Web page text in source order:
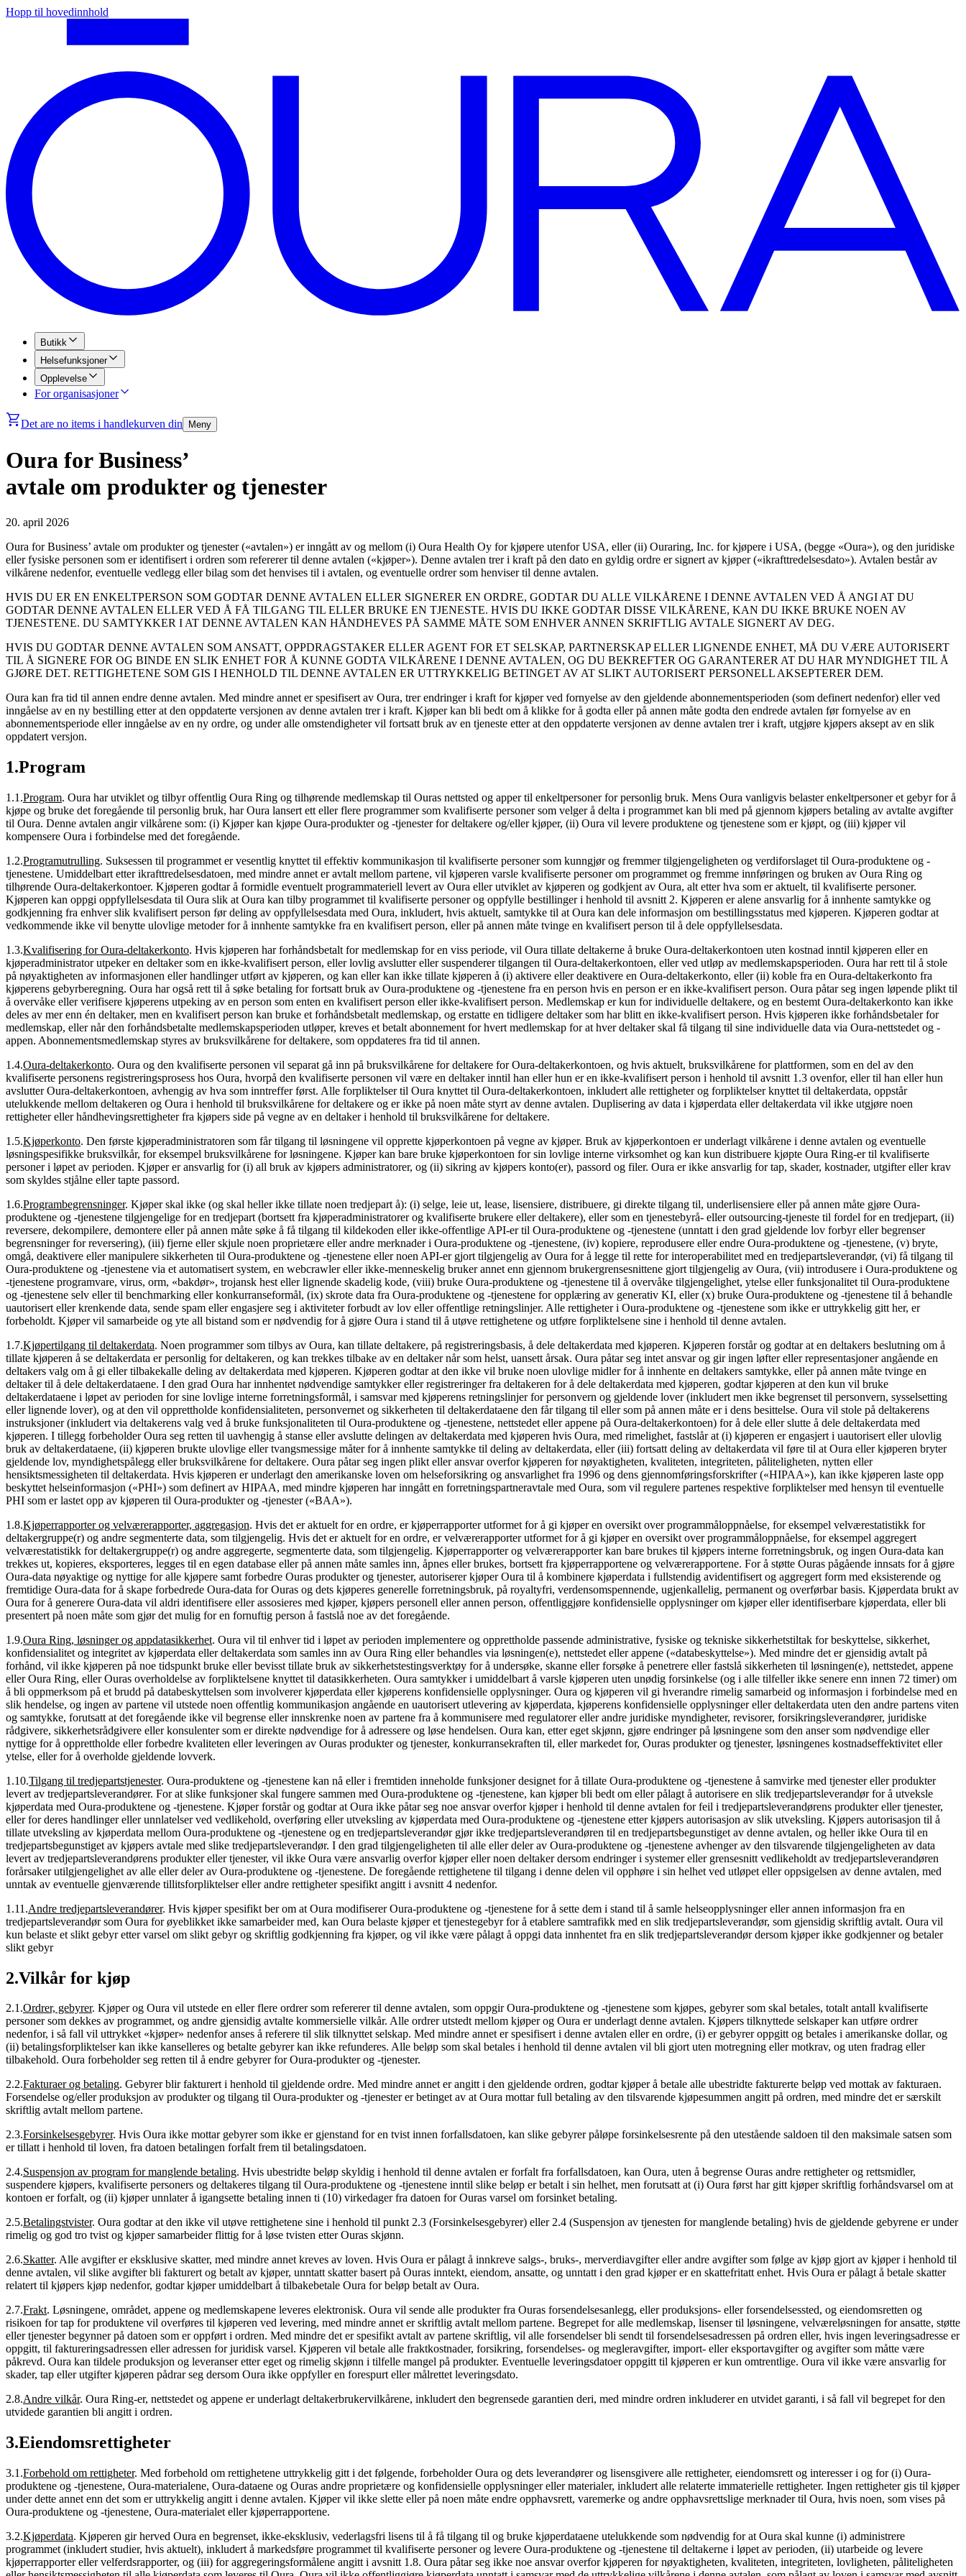
Hopp til hovedinnhold
Butikk
Helsefunksjoner
Opplevelse
For organisasjoner
Det are no items i handlekurven din Meny
Oura for Business’
avtale om produkter og tjenester
20. april 2026
Oura for Business’ avtale om produkter og tjenester («avtalen») er inngått av og mellom (i) Oura Health Oy for kjøpere utenfor USA, eller (ii) Ouraring, Inc. for kjøpere i USA, (begge «Oura»), og den juridiske
eller fysiske personen som er identifisert i ordren som refererer til denne avtalen («kjøper»). Denne avtalen trer i kraft på den dato en gyldig ordre er signert av kjøper («ikrafttredelsesdato»). Avtalen består av
vilkårene nedenfor, eventuelle vedlegg eller bilag som det henvises til i avtalen, og eventuelle ordrer som henviser til denne avtalen.
HVIS DU ER EN ENKELTPERSON SOM GODTAR DENNE AVTALEN ELLER SIGNERER EN ORDRE, GODTAR DU ALLE VILKÅRENE I DENNE AVTALEN VED Å ANGI AT DU
GODTAR DENNE AVTALEN ELLER VED Å FÅ TILGANG TIL ELLER BRUKE EN TJENESTE. HVIS DU IKKE GODTAR DISSE VILKÅRENE, KAN DU IKKE BRUKE NOEN AV
TJENESTENE. DU SAMTYKKER I AT DENNE AVTALEN KAN HÅNDHEVES PÅ SAMME MÅTE SOM ENHVER ANNEN SKRIFTLIG AVTALE SIGNERT AV DEG.
HVIS DU GODTAR DENNE AVTALEN SOM ANSATT, OPPDRAGSTAKER ELLER AGENT FOR ET SELSKAP, PARTNERSKAP ELLER LIGNENDE ENHET, MÅ DU VÆRE AUTORISERT
TIL Å SIGNERE FOR OG BINDE EN SLIK ENHET FOR Å KUNNE GODTA VILKÅRENE I DENNE AVTALEN, OG DU BEKREFTER OG GARANTERER AT DU HAR MYNDIGHET TIL Å
GJØRE DET. RETTIGHETENE SOM GIS I HENHOLD TIL DENNE AVTALEN ER UTTRYKKELIG BETINGET AV AT SLIKT AUTORISERT PERSONELL AKSEPTERER DEM.
Oura kan fra tid til annen endre denne avtalen. Med mindre annet er spesifisert av Oura, trer endringer i kraft for kjøper ved fornyelse av den gjeldende abonnementsperioden (som definert nedenfor) eller ved
inngåelse av en ny bestilling etter at den oppdaterte versjonen av denne avtalen trer i kraft. Kjøper kan bli bedt om å klikke for å godta eller på annen måte godta den endrede avtalen før fornyelse av en
abonnementsperiode eller inngåelse av en ny ordre, og under alle omstendigheter vil fortsatt bruk av en tjeneste etter at den oppdaterte versjonen av denne avtalen trer i kraft, utgjøre kjøpers aksept av en slik
oppdatert versjon.
1.Program
1.1 .Program. Oura har utviklet og tilbyr offentlig Oura Ring og tilhørende medlemskap til Ouras nettsted og apper til enkeltpersoner for personlig bruk. Mens Oura vanligvis belaster enkeltpersoner et gebyr for å
kjøpe og bruke det foregående til personlig bruk, har Oura lansert ett eller flere programmer som kvalifiserte personer som velger å delta i programmet kan bli med på gjennom kjøpers betaling av avtalte avgifter
til Oura. Denne avtalen angir vilkårene som: (i) Kjøper kan kjøpe Oura-produkter og -tjenester for deltakere og/eller kjøper, (ii) Oura vil levere produktene og tjenestene som er kjøpt, og (iii) kjøper vil
kompensere Oura i forbindelse med det foregående.
1.2.Programutrulling. Suksessen til programmet er vesentlig knyttet til effektiv kommunikasjon til kvalifiserte personer som kunngjør og fremmer tilgjengeligheten og verdiforslaget til Oura-produktene og -
tjenestene. Umiddelbart etter ikrafttredelsesdatoen, med mindre annet er avtalt mellom partene, vil kjøperen varsle kvalifiserte personer om programmet og fremme innføringen og bruken av Oura Ring og
tilhørende Oura-deltakerkontoer. Kjøperen godtar å formidle eventuelt programmateriell levert av Oura eller utviklet av kjøperen og godkjent av Oura, alt etter hva som er aktuelt, til kvalifiserte personer.
Kjøperen kan oppgi oppfyllelsesdata til Oura slik at Oura kan tilby programmet til kvalifiserte personer og oppfylle bestillinger i henhold til avsnitt 2. Kjøperen er alene ansvarlig for å innhente samtykke og
godkjenning fra enhver slik kvalifisert person før deling av oppfyllelsesdata med Oura, inkludert, hvis aktuelt, samtykke til at Oura kan dele informasjon om bestillingsstatus med kjøperen. Kjøperen godtar at
vedkommende ikke vil benytte ulovlige metoder for å innhente samtykke fra en kvalifisert person, eller på annen måte tvinge en kvalifisert person til å dele oppfyllelsesdata.
1.3.Kvalifisering for Oura-deltakerkonto. Hvis kjøperen har forhåndsbetalt for medlemskap for en viss periode, vil Oura tillate deltakerne å bruke Oura-deltakerkontoen uten kostnad inntil kjøperen eller en
kjøperadministrator utpeker en deltaker som en ikke-kvalifisert person, eller lovlig avslutter eller suspenderer tilgangen til Oura-deltakerkontoen, eller ved utløp av medlemskapsperioden. Oura har rett til å stole
på nøyaktigheten av informasjonen eller handlinger utført av kjøperen, og kan eller kan ikke tillate kjøperen å (i) aktivere eller deaktivere en Oura-deltakerkonto, eller (ii) koble fra en Oura-deltakerkonto fra
kjøperens gebyrberegning. Oura har også rett til å søke betaling for fortsatt bruk av Oura-produktene og -tjenestene fra en person hvis en person er en ikke-kvalifisert person. Oura påtar seg ingen løpende plikt til
å overvåke eller verifisere kjøperens utpeking av en person som enten en kvalifisert person eller ikke-kvalifisert person. Medlemskap er kun for individuelle deltakere, og en bestemt Oura-deltakerkonto kan ikke
deles av mer enn én deltaker, men en kvalifisert person kan bruke et forhåndsbetalt medlemskap, og erstatte en tidligere deltaker som har blitt en ikke-kvalifisert person. Hvis kjøperen ikke forhåndsbetaler for
medlemskap, eller når den forhåndsbetalte medlemskapsperioden utløper, kreves et betalt abonnement for hvert medlemskap for at hver deltaker skal få tilgang til sine individuelle data via Oura-nettstedet og -
appen. Abonnementsmedlemskap styres av bruksvilkårene for deltakere, som oppdateres fra tid til annen.
1.4.Oura-deltakerkonto. Oura og den kvalifiserte personen vil separat gå inn på bruksvilkårene for deltakere for Oura-deltakerkontoen, og hvis aktuelt, bruksvilkårene for plattformen, som en del av den
kvalifiserte personens registreringsprosess hos Oura, hvorpå den kvalifiserte personen vil være en deltaker inntil han eller hun er en ikke-kvalifisert person i henhold til avsnitt 1.3 ovenfor, eller til han eller hun
avslutter Oura-deltakerkontoen, avhengig av hva som inntreffer først. Alle forpliktelser til Oura knyttet til Oura-deltakerkontoen, inkludert alle rettigheter og forpliktelser knyttet til deltakerdata, oppstår
utelukkende mellom deltakeren og Oura i henhold til bruksvilkårene for deltakere og er ikke på noen måte styrt av denne avtalen. Duplisering av data i kjøperdata eller deltakerdata vil ikke utgjøre noen
rettigheter eller håndhevingsrettigheter fra kjøpers side på vegne av en deltaker i henhold til bruksvilkårene for deltakere.
1.5.Kjøperkonto. Den første kjøperadministratoren som får tilgang til løsningene vil opprette kjøperkontoen på vegne av kjøper. Bruk av kjøperkontoen er underlagt vilkårene i denne avtalen og eventuelle
løsningspesifikke bruksvilkår, for eksempel bruksvilkårene for løsningene. Kjøper kan bare bruke kjøperkontoen for sin lovlige interne virksomhet og kan kun distribuere kjøpte Oura Ring-er til kvalifiserte
personer i løpet av perioden. Kjøper er ansvarlig for (i) all bruk av kjøpers administratorer, og (ii) sikring av kjøpers konto(er), passord og filer. Oura er ikke ansvarlig for tap, skader, kostnader, utgifter eller krav
som skyldes stjålne eller tapte passord.
1.6.Programbegrensninger. Kjøper skal ikke (og skal heller ikke tillate noen tredjepart å): (i) selge, leie ut, lease, lisensiere, distribuere, gi direkte tilgang til, underlisensiere eller på annen måte gjøre Oura-
produktene og -tjenestene tilgjengelige for en tredjepart (bortsett fra kjøperadministratorer og kvalifiserte brukere eller deltakere), eller som en tjenestebyrå- eller outsourcing-tjeneste til fordel for en tredjepart, (ii)
reversere, dekompilere, demontere eller på annen måte søke å få tilgang til kildekoden eller ikke-offentlige API-er til Oura-produktene og -tjenestene (unntatt i den grad gjeldende lov forbyr eller begrenser
begrensninger for reversering), (iii) fjerne eller skjule noen proprietære eller andre merknader i Oura-produktene og -tjenestene, (iv) kopiere, reprodusere eller endre Oura-produktene og -tjenestene, (v) bryte,
omgå, deaktivere eller manipulere sikkerheten til Oura-produktene og -tjenestene eller noen API-er gjort tilgjengelig av Oura for å legge til rette for interoperabilitet med en tredjepartsleverandør, (vi) få tilgang til
Oura-produktene og -tjenestene via et automatisert system, en webcrawler eller ikke-menneskelig bruker annet enn gjennom brukergrensesnittene gjort tilgjengelig av Oura, (vii) introdusere i Oura-produktene og
-tjenestene programvare, virus, orm, «bakdør», trojansk hest eller lignende skadelig kode, (viii) bruke Oura-produktene og -tjenestene til å overvåke tilgjengelighet, ytelse eller funksjonalitet til Oura-produktene
og -tjenestene selv eller til benchmarking eller konkurranseformål, (ix) skrote data fra Oura-produktene og -tjenestene for opplæring av generativ KI, eller (x) bruke Oura-produktene og -tjenestene til å behandle
uautorisert eller krenkende data, sende spam eller engasjere seg i aktiviteter forbudt av lov eller offentlige retningslinjer. Alle rettigheter i Oura-produktene og -tjenestene som ikke er uttrykkelig gitt her, er
forbeholdt. Kjøper vil samarbeide og yte all bistand som er nødvendig for å gjøre Oura i stand til å utøve rettighetene og utføre forpliktelsene sine i henhold til denne avtalen.
1.7.Kjøpertilgang til deltakerdata. Noen programmer som tilbys av Oura, kan tillate deltakere, på registreringsbasis, å dele deltakerdata med kjøperen. Kjøperen forstår og godtar at en deltakers beslutning om å
tillate kjøperen å se deltakerdata er personlig for deltakeren, og kan trekkes tilbake av en deltaker når som helst, uansett årsak. Oura påtar seg intet ansvar og gir ingen løfter eller representasjoner angående en
deltakers valg om å gi eller tilbakekalle deling av deltakerdata med kjøperen. Kjøperen godtar at den ikke vil bruke noen ulovlige midler for å innhente en deltakers samtykke, eller på annen måte tvinge en
deltaker til å dele deltakerdataene. I den grad Oura har innhentet nødvendige samtykker eller registreringer fra deltakeren for å dele deltakerdata med kjøperen, godtar kjøperen at den kun vil bruke
deltakerdataene i løpet av perioden for sine lovlige interne forretningsformål, i samsvar med kjøperens retningslinjer for personvern og gjeldende lover (inkludert men ikke begrenset til personvern, sysselsetting
eller lignende lover), og at den vil opprettholde konfidensialiteten, personvernet og sikkerheten til deltakerdataene den får tilgang til eller som på annen måte er i dens besittelse. Oura vil stole på deltakerens
instruksjoner (inkludert via deltakerens valg ved å bruke funksjonaliteten til Oura-produktene og -tjenestene, nettstedet eller appene på Oura-deltakerkontoen) for å dele eller slutte å dele deltakerdata med
kjøperen. I tillegg forbeholder Oura seg retten til uavhengig å stanse eller avslutte delingen av deltakerdata med kjøperen hvis Oura, med rimelighet, fastslår at (i) kjøperen er engasjert i uautorisert eller ulovlig
bruk av deltakerdataene, (ii) kjøperen brukte ulovlige eller tvangsmessige måter for å innhente samtykke til deling av deltakerdata, eller (iii) fortsatt deling av deltakerdata vil føre til at Oura eller kjøperen bryter
gjeldende lov, myndighetspålegg eller bruksvilkårene for deltakere. Oura påtar seg ingen plikt eller ansvar overfor kjøperen for nøyaktigheten, kvaliteten, integriteten, påliteligheten, nytten eller
hensiktsmessigheten til deltakerdata. Hvis kjøperen er underlagt den amerikanske loven om helseforsikring og ansvarlighet fra 1996 og dens gjennomføringsforskrifter («HIPAA»), kan ikke kjøperen laste opp
beskyttet helseinformasjon («PHI») som definert av HIPAA, med mindre kjøperen har inngått en forretningspartneravtale med Oura, som vil regulere partenes respektive forpliktelser med hensyn til eventuelle
PHI som er lastet opp av kjøperen til Oura-produkter og -tjenester («BAA»).
1.8.Kjøperrapporter og velværerapporter, aggregasjon. Hvis det er aktuelt for en ordre, er kjøperrapporter utformet for å gi kjøper en oversikt over programmåloppnåelse, for eksempel velværestatistikk for
deltakergruppe(r) og andre segmenterte data, som tilgjengelig. Hvis det er aktuelt for en ordre, er velværerapporter utformet for å gi kjøper en oversikt over programmåloppnåelse, for eksempel aggregert
velværestatistikk for deltakergruppe(r) og andre aggregerte, segmenterte data, som tilgjengelig. Kjøperrapporter og velværerapporter kan bare brukes til kjøpers interne forretningsbruk, og ingen Oura-data kan
trekkes ut, kopieres, eksporteres, legges til en egen database eller på annen måte samles inn, åpnes eller brukes, bortsett fra kjøperrapportene og velværerapportene. For å støtte Ouras pågående innsats for å gjøre
Oura-data nøyaktige og nyttige for alle kjøpere samt forbedre Ouras produkter og tjenester, autoriserer kjøper Oura til å kombinere kjøperdata i fullstendig avidentifisert og aggregert form med eksisterende og
fremtidige Oura-data for å skape forbedrede Oura-data for Ouras og dets kjøperes generelle forretningsbruk, på royaltyfri, verdensomspennende, ugjenkallelig, permanent og overførbar basis. Kjøperdata brukt av
Oura for å generere Oura-data vil aldri identifisere eller assosieres med kjøper, kjøpers personell eller annen person, offentliggjøre konfidensielle opplysninger om kjøper eller identifiserbare kjøperdata, eller bli
presentert på noen måte som gjør det mulig for en fornuftig person å fastslå noe av det foregående.
1.9.Oura Ring, løsninger og appdatasikkerhet. Oura vil til enhver tid i løpet av perioden implementere og opprettholde passende administrative, fysiske og tekniske sikkerhetstiltak for beskyttelse, sikkerhet,
konfidensialitet og integritet av kjøperdata eller deltakerdata som samles inn av Oura Ring eller behandles via løsningen(e), nettstedet eller appene («databeskyttelse»). Med mindre det er gjensidig avtalt på
forhånd, vil ikke kjøperen på noe tidspunkt bruke eller bevisst tillate bruk av sikkerhetstestingsverktøy for å undersøke, skanne eller forsøke å penetrere eller fastslå sikkerheten til løsningen(e), nettstedet, appene
eller Oura Ring, eller Ouras overholdelse av forpliktelsene knyttet til datasikkerheten. Oura samtykker i umiddelbart å varsle kjøperen uten unødig forsinkelse (og i alle tilfeller ikke senere enn innen 72 timer) om
å bli oppmerksom på et brudd på databeskyttelsen som involverer kjøperdata eller kjøperens konfidensielle opplysninger. Oura og kjøperen vil gi hverandre rimelig samarbeid og informasjon i forbindelse med en
slik hendelse, og ingen av partene vil utstede noen offentlig kommunikasjon angående en uautorisert utlevering av kjøperdata, kjøperens konfidensielle opplysninger eller deltakerdata uten den andre partens viten
og samtykke, forutsatt at det foregående ikke vil begrense eller innskrenke noen av partene fra å kommunisere med regulatorer eller andre juridiske myndigheter, revisorer, forsikringsleverandører, juridiske
rådgivere, sikkerhetsrådgivere eller konsulenter som er direkte nødvendige for å adressere og løse hendelsen. Oura kan, etter eget skjønn, gjøre endringer på løsningene som den anser som nødvendige eller
nyttige for å opprettholde eller forbedre kvaliteten eller leveringen av Ouras produkter og tjenester, konkurransekraften til, eller markedet for, Ouras produkter og tjenester, løsningenes kostnadseffektivitet eller
ytelse, eller for å overholde gjeldende lovverk.
1.10.Tilgang til tredjepartstjenester. Oura-produktene og -tjenestene kan nå eller i fremtiden inneholde funksjoner designet for å tillate Oura-produktene og -tjenestene å samvirke med tjenester eller produkter
levert av tredjepartsleverandører. For at slike funksjoner skal fungere sammen med Oura-produktene og -tjenestene, kan kjøper bli bedt om eller pålagt å autorisere en slik tredjepartsleverandør for å utveksle
kjøperdata med Oura-produktene og -tjenestene. Kjøper forstår og godtar at Oura ikke påtar seg noe ansvar overfor kjøper i henhold til denne avtalen for feil i tredjepartsleverandørens produkter eller tjenester,
eller for deres handlinger eller unnlatelser ved vedlikehold, overføring eller utveksling av kjøperdata med Oura-produktene og -tjenestene etter kjøpers autorisasjon av slik utveksling. Kjøpers autorisasjon til å
tillate utveksling av kjøperdata mellom Oura-produktene og -tjenestene og en tredjepartsleverandør gjør ikke tredjepartsleverandøren til en tredjepartsbegunstiget av denne avtalen, og heller ikke Oura til en
tredjepartsbegunstiget av kjøpers avtale med slike tredjepartsleverandør. I den grad tilgjengeligheten til alle eller deler av Oura-produktene og -tjenestene avhenger av den tilsvarende tilgjengeligheten av data
levert av tredjepartsleverandørens produkter eller tjenester, vil ikke Oura være ansvarlig overfor kjøper eller noen deltaker dersom endringer i systemer eller grensesnitt vedlikeholdt av tredjepartsleverandøren
forårsaker utilgjengelighet av alle eller deler av Oura-produktene og -tjenestene. De foregående rettighetene til tilgang i denne delen vil opphøre i sin helhet ved utløpet eller oppsigelsen av denne avtalen, med
unntak av eventuelle gjenværende tillitsforpliktelser eller andre rettigheter spesifikt angitt i avsnitt 4 nedenfor.
1.11 .Andre tredjepartsleverandører. Hvis kjøper spesifikt ber om at Oura modifiserer Oura-produktene og -tjenestene for å sette dem i stand til å samle helseopplysninger eller annen informasjon fra en
tredjepartsleverandør som Oura for øyeblikket ikke samarbeider med, kan Oura belaste kjøper et tjenestegebyr for å etablere samtrafikk med en slik tredjepartsleverandør, som gjensidig skriftlig avtalt. Oura vil
kun belaste et slikt gebyr etter varsel om slikt gebyr og skriftlig godkjenning fra kjøper, og vil ikke være pålagt å oppgi data innhentet fra en slik tredjepartsleverandør dersom kjøper ikke godkjenner og betaler
slikt gebyr
2.Vilkår for kjøp
2.1.Ordrer, gebyrer. Kjøper og Oura vil utstede en eller flere ordrer som refererer til denne avtalen, som oppgir Oura-produktene og -tjenestene som kjøpes, gebyrer som skal betales, totalt antall kvalifiserte
personer som dekkes av programmet, og andre gjensidig avtalte kommersielle vilkår. Alle ordrer utstedt mellom kjøper og Oura er underlagt denne avtalen. Kjøpers tilknyttede selskaper kan utføre ordrer
nedenfor, i så fall vil uttrykket «kjøper» nedenfor anses å referere til slik tilknyttet selskap. Med mindre annet er spesifisert i denne avtalen eller en ordre, (i) er gebyrer oppgitt og betales i amerikanske dollar, og
(ii) betalingsforpliktelser kan ikke kanselleres og betalte gebyrer kan ikke refunderes. Alle beløp som skal betales i henhold til denne avtalen vil bli gjort uten motregning eller motkrav, og uten fradrag eller
tilbakehold. Oura forbeholder seg retten til å endre gebyrer for Oura-produkter og -tjenester.
2.2.Fakturaer og betaling. Gebyrer blir fakturert i henhold til gjeldende ordre. Med mindre annet er angitt i den gjeldende ordren, godtar kjøper å betale alle ubestridte fakturerte beløp ved mottak av fakturaen.
Forsendelse og/eller produksjon av produkter og tilgang til Oura-produkter og -tjenester er betinget av at Oura mottar full betaling av den tilsvarende kjøpesummen angitt på ordren, med mindre det er særskilt
skriftlig avtalt mellom partene.
2.3.Forsinkelsesgebyrer. Hvis Oura ikke mottar gebyrer som ikke er gjenstand for en tvist innen forfallsdatoen, kan slike gebyrer påløpe forsinkelsesrente på den utestående saldoen til den maksimale satsen som
er tillatt i henhold til loven, fra datoen betalingen forfalt frem til betalingsdatoen.
2.4.Suspensjon av program for manglende betaling. Hvis ubestridte beløp skyldig i henhold til denne avtalen er forfalt fra forfallsdatoen, kan Oura, uten å begrense Ouras andre rettigheter og rettsmidler,
suspendere kjøpers, kvalifiserte personers og deltakeres tilgang til Oura-produktene og -tjenestene inntil slike beløp er betalt i sin helhet, men forutsatt at (i) Oura først har gitt kjøper skriftlig forhåndsvarsel om at
kontoen er forfalt, og (ii) kjøper unnlater å igangsette betaling innen ti (10) virkedager fra datoen for Ouras varsel om forsinket betaling.
2.5.Betalingstvister. Oura godtar at den ikke vil utøve rettighetene sine i henhold til punkt 2.3 (Forsinkelsesgebyrer) eller 2.4 (Suspensjon av tjenesten for manglende betaling) hvis de gjeldende gebyrene er under
rimelig og god tro tvist og kjøper samarbeider flittig for å løse tvisten etter Ouras skjønn.
2.6.Skatter. Alle avgifter er eksklusive skatter, med mindre annet kreves av loven. Hvis Oura er pålagt å innkreve salgs-, bruks-, merverdiavgifter eller andre avgifter som følge av kjøp gjort av kjøper i henhold til
denne avtalen, vil slike avgifter bli fakturert og betalt av kjøper, unntatt skatter basert på Ouras inntekt, eiendom, ansatte, og unntatt i den grad kjøper er en skattefritatt enhet. Hvis Oura er pålagt å betale skatter
relatert til kjøpers kjøp nedenfor, godtar kjøper umiddelbart å tilbakebetale Oura for beløp betalt av Oura.
2.7.Frakt. Løsningene, området, appene og medlemskapene leveres elektronisk. Oura vil sende alle produkter fra Ouras forsendelsesanlegg, eller produksjons- eller forsendelsessted, og eiendomsretten og
risikoen for tap for produktene vil overføres til kjøperen ved levering, med mindre annet er skriftlig avtalt mellom partene. Begrepet for alle medlemskap, lisenser til løsningene, velværeløsningen for ansatte, støtte
eller tjenester begynner på datoen som er oppført i ordren. Med mindre det er spesifikt avtalt av partene skriftlig, vil alle forsendelser bli sendt til forsendelsesadressen på ordren eller, hvis ingen leveringsadresse er
oppgitt, til faktureringsadressen eller adressen for juridisk varsel. Kjøperen vil betale alle fraktkostnader, forsikring, forsendelses- og megleravgifter, import- eller eksportavgifter og avgifter som måtte være
påkrevd. Oura kan tildele produksjon og leveranser etter eget og rimelig skjønn i tilfelle mangel på produkter. Eventuelle leveringsdatoer oppgitt til kjøperen er kun omtrentlige. Oura vil ikke være ansvarlig for
skader, tap eller utgifter kjøperen pådrar seg dersom Oura ikke oppfyller en forespurt eller målrettet leveringsdato.
2.8.Andre vilkår. Oura Ring-er, nettstedet og appene er underlagt deltakerbrukervilkårene, inkludert den begrensede garantien deri, med mindre ordren inkluderer en utvidet garanti, i så fall vil begrepet for den
utvidede garantien bli angitt i ordren.
3.Eiendomsrettigheter
3.1 .Forbehold om rettigheter. Med forbehold om rettighetene uttrykkelig gitt i det følgende, forbeholder Oura og dets leverandører og lisensgivere alle rettigheter, eiendomsrett og interesser i og for (i) Oura-
produktene og -tjenestene, Oura-materialene, Oura-dataene og Ouras andre proprietære og konfidensielle opplysninger eller materialer, inkludert alle relaterte immaterielle rettigheter. Ingen rettigheter gis til kjøper
under dette annet enn det som er uttrykkelig angitt i denne avtalen. Kjøper vil ikke slette eller på noen måte endre opphavsrett, varemerke og andre opphavsrettslige merknader til Oura, hvis noen, som vises på
Oura-produktene og -tjenestene, Oura-materialet eller kjøperrapportene.
3.2.Kjøperdata. Kjøperen gir herved Oura en begrenset, ikke-eksklusiv, vederlagsfri lisens til å få tilgang til og bruke kjøperdataene utelukkende som nødvendig for at Oura skal kunne (i) administrere
programmet (inkludert studier, hvis aktuelt), inkludert å markedsføre programmet til kvalifiserte personer og levere Oura-produktene og -tjenestene til deltakerne i løpet av perioden, (ii) utarbeide og levere
kjøperrapporter eller velferdsrapporter, og (iii) for aggregeringsformålene angitt i avsnitt 1.8. Oura påtar seg ikke noe ansvar overfor kjøperen for nøyaktigheten, kvaliteten, integriteten, lovligheten, påliteligheten